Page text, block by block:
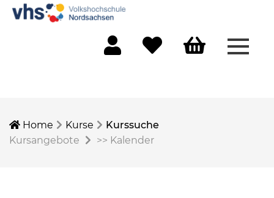
Home Kurse
Kurssuche
Kursangebote
>> Kalender